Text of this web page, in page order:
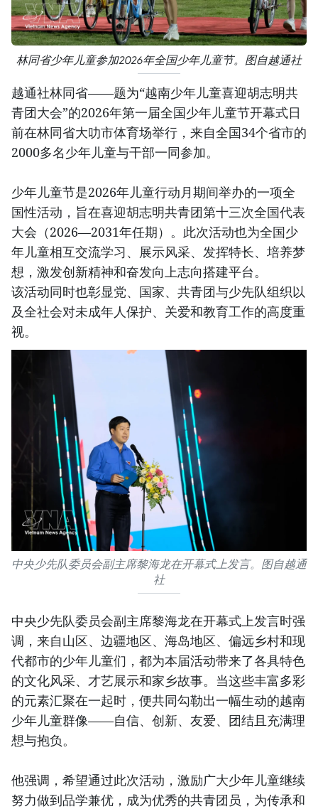
林同省少年儿童参加2026年全国少年儿童节。图自越通社
越通社林同省——题为“越南少年儿童喜迎胡志明共
青团大会”的2026年第一届全国少年儿童节开幕式日
前在林同省大叻市体育场举行，来自全国34个省市的
2000多名少年儿童与干部一同参加。
少年儿童节是2026年儿童行动月期间举办的一项全
国性活动，旨在喜迎胡志明共青团第十三次全国代表
大会（2026—2031年任期）。此次活动也为全国少
年儿童相互交流学习、展示风采、发挥特长、培养梦
想，激发创新精神和奋发向上志向搭建平台。
该活动同时也彰显党、国家、共青团与少先队组织以
及全社会对未成年人保护、关爱和教育工作的高度重
视。
中央少先队委员会副主席黎海龙在开幕式上发言。图自越通
社
中央少先队委员会副主席黎海龙在开幕式上发言时强
调，来自山区、边疆地区、海岛地区、偏远乡村和现
代都市的少年儿童们，都为本届活动带来了各具特色
的文化风采、才艺展示和家乡故事。当这些丰富多彩
的元素汇聚在一起时，便共同勾勒出一幅生动的越南
少年儿童群像——自信、创新、友爱、团结且充满理
想与抱负。
他强调，希望通过此次活动，激励广大少年儿童继续
努力做到品学兼优，成为优秀的共青团员，为传承和